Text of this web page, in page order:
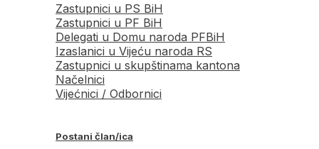
Zastupnici u PS BiH
Zastupnici u PF BiH
Delegati u Domu naroda PFBiH
Izaslanici u Vijeću naroda RS
Zastupnici u skupštinama kantona
Načelnici
Vijećnici / Odbornici
Postani član/ica